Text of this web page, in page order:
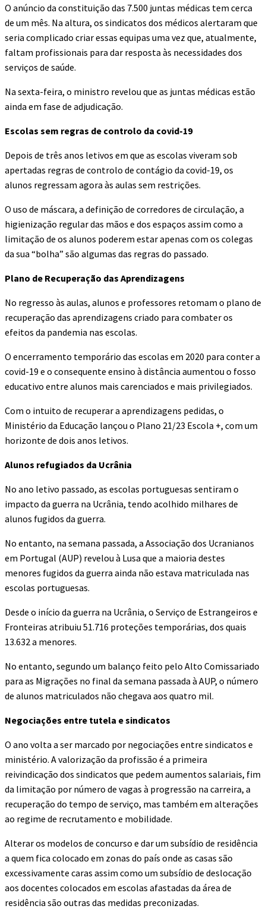
O anúncio da constituição das 7.500 juntas médicas tem cerca
de um mês. Na altura, os sindicatos dos médicos alertaram que
seria complicado criar essas equipas uma vez que, atualmente,
faltam profissionais para dar resposta às necessidades dos
serviços de saúde.
Na sexta-feira, o ministro revelou que as juntas médicas estão
ainda em fase de adjudicação.
Escolas sem regras de controlo da covid-19
Depois de três anos letivos em que as escolas viveram sob
apertadas regras de controlo de contágio da covid-19, os
alunos regressam agora às aulas sem restrições.
O uso de máscara, a definição de corredores de circulação, a
higienização regular das mãos e dos espaços assim como a
limitação de os alunos poderem estar apenas com os colegas
da sua “bolha” são algumas das regras do passado.
Plano de Recuperação das Aprendizagens
No regresso às aulas, alunos e professores retomam o plano de
recuperação das aprendizagens criado para combater os
efeitos da pandemia nas escolas.
O encerramento temporário das escolas em 2020 para conter a
covid-19 e o consequente ensino à distância aumentou o fosso
educativo entre alunos mais carenciados e mais privilegiados.
Com o intuito de recuperar a aprendizagens pedidas, o
Ministério da Educação lançou o Plano 21/23 Escola +, com um
horizonte de dois anos letivos.
Alunos refugiados da Ucrânia
No ano letivo passado, as escolas portuguesas sentiram o
impacto da guerra na Ucrânia, tendo acolhido milhares de
alunos fugidos da guerra.
No entanto, na semana passada, a Associação dos Ucranianos
em Portugal (AUP) revelou à Lusa que a maioria destes
menores fugidos da guerra ainda não estava matriculada nas
escolas portuguesas.
Desde o início da guerra na Ucrânia, o Serviço de Estrangeiros e
Fronteiras atribuiu 51.716 proteções temporárias, dos quais
13.632 a menores.
No entanto, segundo um balanço feito pelo Alto Comissariado
para as Migrações no final da semana passada à AUP, o número
de alunos matriculados não chegava aos quatro mil.
Negociações entre tutela e sindicatos
O ano volta a ser marcado por negociações entre sindicatos e
ministério. A valorização da profissão é a primeira
reivindicação dos sindicatos que pedem aumentos salariais, fim
da limitação por número de vagas à progressão na carreira, a
recuperação do tempo de serviço, mas também em alterações
ao regime de recrutamento e mobilidade.
Alterar os modelos de concurso e dar um subsídio de residência
a quem fica colocado em zonas do país onde as casas são
excessivamente caras assim como um subsídio de deslocação
aos docentes colocados em escolas afastadas da área de
residência são outras das medidas preconizadas.